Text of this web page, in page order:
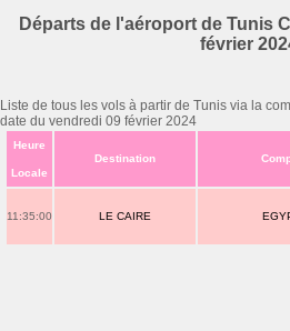
Départs de l'aéroport de Tunis
février
Liste de tous les vols à partir de Tunis via la
date du vendredi 09 février 2024
Heure
Locale
Destination
11:35:00 LE CAIRE